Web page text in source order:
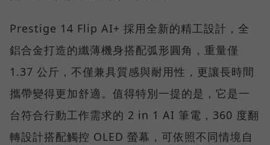
Prestige 14 Flip AI+ 採用全新的精工設計，全
鋁合金打造的纖薄機身搭配弧形圓角，重量僅
1.37 公斤，不僅兼具質感與耐用性，更讓長時間
攜帶變得更加舒適。值得特別一提的是，它是一
台符合行動工作需求的 2 in 1 AI 筆電，360 度翻
轉設計搭配觸控 OLED 螢幕，可依照不同情境自